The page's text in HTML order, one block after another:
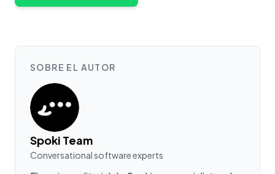
SOBRE EL AUTOR
Spoki Team
Conversational software experts